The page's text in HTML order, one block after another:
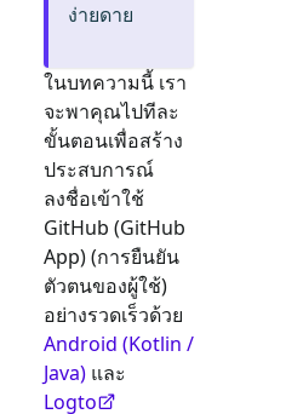
ง่ายดาย
ในบทความนี้ เรา
จะพาคุณไปทีละ
ขั้นตอนเพื่อสร้าง
ประสบการณ์
ลงชื่อเข้าใช้
GitHub (GitHub
App)(การยืนยัน
ตัวตนของผู้ใช้)
อย่างรวดเร็วด้วย
Android (Kotlin /
Java) และ
Logto